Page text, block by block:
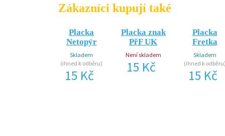
Zákazníci kupují také
Placka
Netopýr
Skladem
(ihned k odběru)
15 Kč
Placka znak
PřF UK
Není skladem
15 Kč
Placka
Fretka
Skladem
(ihned k
15 Kč